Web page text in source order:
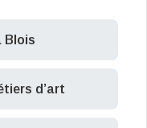
Blois
d’art